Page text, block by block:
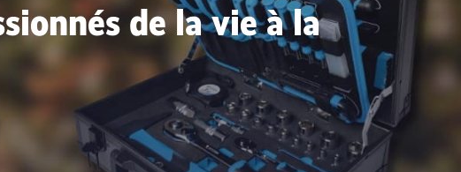
de la vie à la